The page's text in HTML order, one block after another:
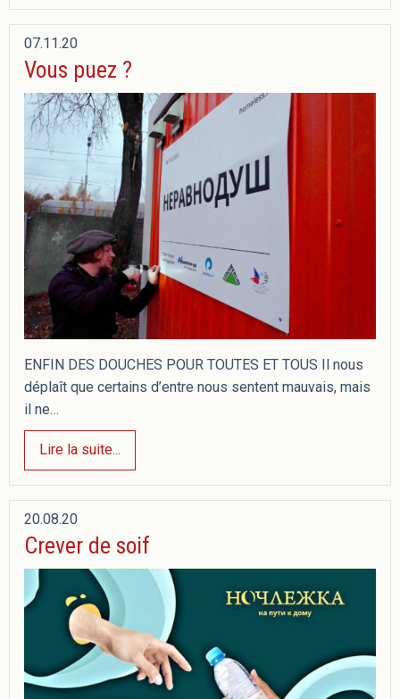
07.11.20
Vous puez ?
ENFIN DES DOUCHES POUR TOUTES ET TOUS Il nous
déplaît que certains d’entre nous sentent mauvais, mais
il ne…
Lire la suite...
20.08.20
Crever de soif